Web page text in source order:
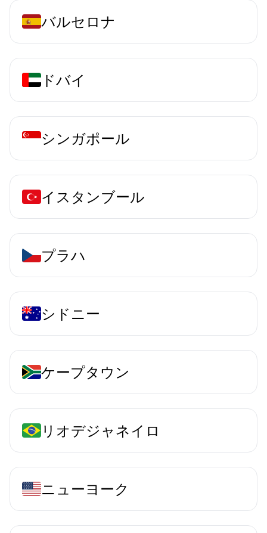
バルセロナ
ドバイ
シンガポール
イスタンブール
プラハ
シドニー
ケープタウン
リオデジャネイロ
ニューヨーク